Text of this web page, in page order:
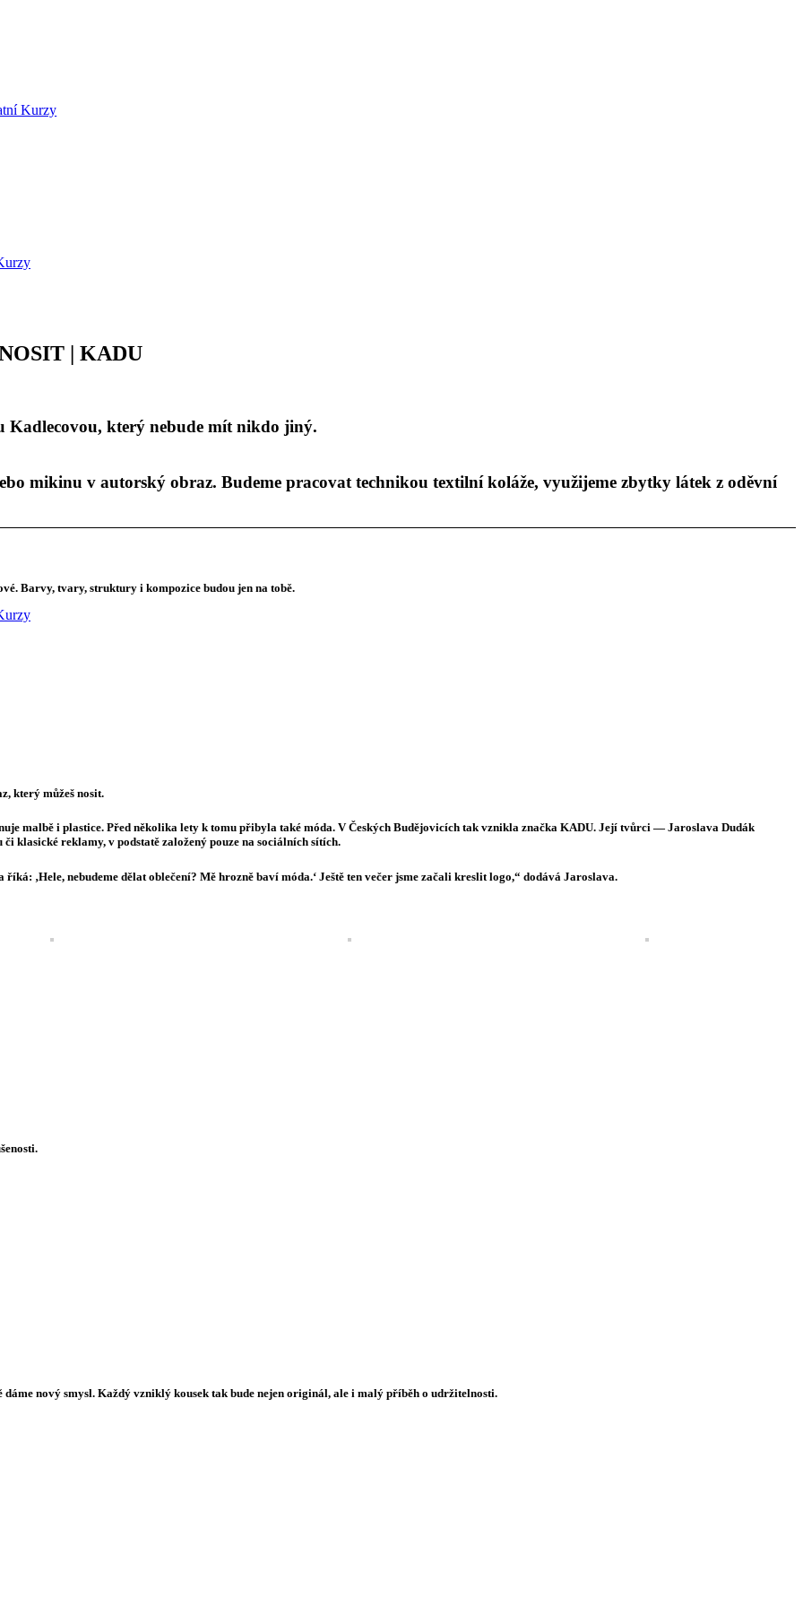
Kurzy
| KADU
který nebude mít nikdo jiný.
mikinu v autorský obraz. Budeme pracovat technikou textilní koláže, využijeme zbytky látek z oděvní
Barvy, tvary, struktury i kompozice budou jen na tobě.
který můžeš nosit.
malbě i plastice. Před několika lety k tomu přibyla také móda. V Českých Budějovicích tak vznikla značka KADU. Její tvůrci — Jaroslava Dudák
klasické reklamy, v podstatě založený pouze na sociálních sítích.
‚Hele, nebudeme dělat oblečení? Mě hrozně baví móda.‘ Ještě ten večer jsme začali kreslit logo,“ dodává Jaroslava.
nový smysl. Každý vzniklý kousek tak bude nejen originál, ale i malý příběh o udržitelnosti.